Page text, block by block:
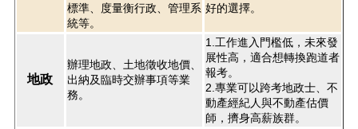
標準、度量衡行政、管理系
統等。
好的選擇。
地政
辦理地政、土地徵收地價、
出納及臨時交辦事項等業
務。
1.工作進入門檻低，未來發
展性高，適合想轉換跑道者
報考。
2.專業可以跨考地政士、不
動產經紀人與不動產估價
師，擠身高薪族群。